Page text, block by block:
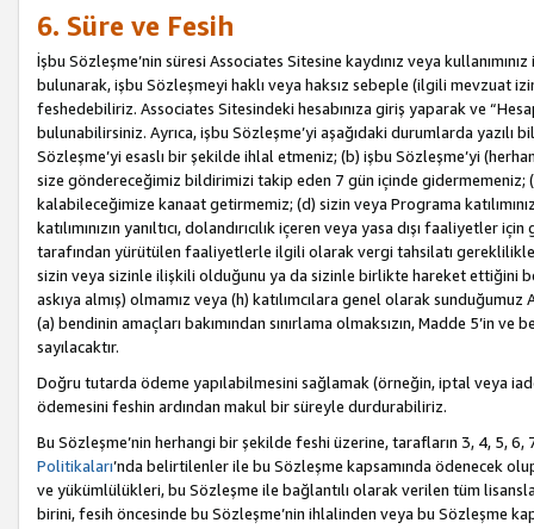
6. Süre ve Fesih
İşbu Sözleşme’nin süresi Associates Sitesine kaydınız veya
bulunarak, işbu Sözleşmeyi haklı veya haksız sebeple (ilgili mevzuat
feshedebiliriz. Associates Sitesindeki hesabınıza giriş yaparak ve
bulunabilirsiniz. Ayrıca, işbu Sözleşme’yi aşağıdaki durumlarda yazılı
Sözleşme’yi esaslı bir şekilde ihlal etmeniz; (b) işbu Sözleşme’yi
size göndereceğimiz bildirimizi takip eden 7 gün içinde gidermemeniz;
kalabileceğimize kanaat getirmemiz; (d) sizin veya Programa
katılımınızın yanıltıcı, dolandırıcılık içeren veya yasa dışı
tarafından yürütülen faaliyetlerle ilgili olarak vergi tahsilatı
sizin veya sizinle ilişkili olduğunu ya da sizinle birlikte hareket ettiğini
askıya almış) olmamız veya (h) katılımcılara genel olarak
(a) bendinin amaçları bakımından sınırlama olmaksızın, Madde 5’in
sayılacaktır.
Doğru tutarda ödeme yapılabilmesini sağlamak (örneğin, iptal veya
ödemesini feshin ardından makul bir süreyle durdurabiliriz.
Bu Sözleşme’nin herhangi bir şekilde feshi üzerine, tarafların 3, 4, 5,
Politikaları’nda belirtilenler ile bu Sözleşme kapsamında ödenecek
ve yükümlülükleri, bu Sözleşme ile bağlantılı olarak verilen tüm
birini, fesih öncesinde bu Sözleşme’nin ihlalinden veya bu Sözleşme